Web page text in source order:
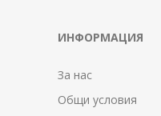
ИНФОРМАЦИЯ
За нас
Общи условия